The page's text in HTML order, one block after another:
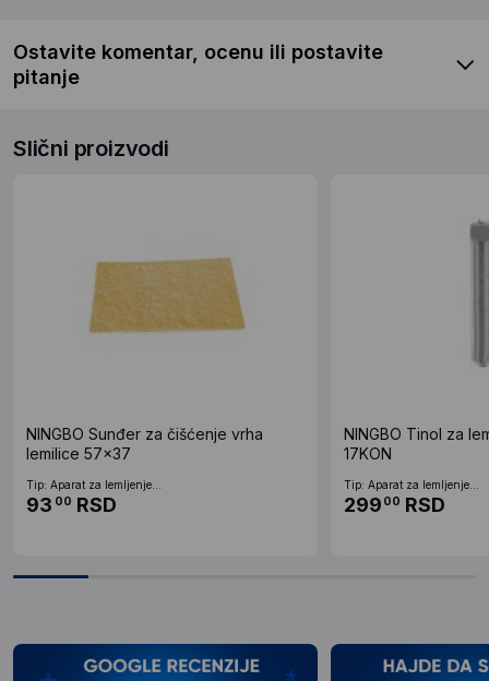
Ostavite komentar, ocenu ili postavite
pitanje
Slični proizvodi
NINGBO Sunđer za čišćenje vrha
lemilice 57x37
Tip: Aparat za lemljenje...
93 00 RSD
NINGBO Tinol za
17KON
Tip: Aparat za lemljenje...
299 00 RSD